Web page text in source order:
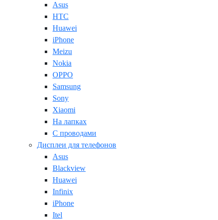
Asus
HTC
Huawei
iPhone
Meizu
Nokia
OPPO
Samsung
Sony
Xiaomi
На лапках
С проводами
Дисплеи для телефонов
Asus
Blackview
Huawei
Infinix
iPhone
Itel